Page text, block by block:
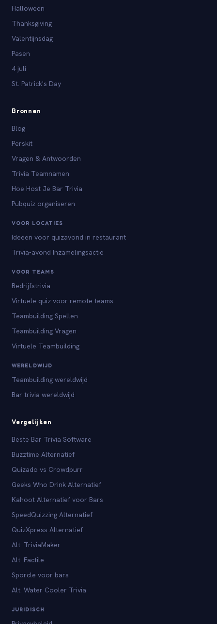
Halloween
Thanksgiving
Valentijnsdag
Pasen
4 juli
St. Patrick's Day
Bronnen
Blog
Perskit
Vragen & Antwoorden
Trivia Teamnamen
Hoe Host Je Bar Trivia
Pubquiz organiseren
VOOR LOCATIES
Ideeën voor quizavond in restaurant
Trivia-avond Inzamelingsactie
VOOR TEAMS
Bedrijfstrivia
Virtuele quiz voor remote teams
Teambuilding Spellen
Teambuilding Vragen
Virtuele Teambuilding
WERELDWIJD
Teambuilding wereldwijd
Bar trivia wereldwijd
Vergelijken
Beste Bar Trivia Software
Buzztime Alternatief
Quizado vs Crowdpurr
Geeks Who Drink Alternatief
Kahoot Alternatief voor Bars
SpeedQuizzing Alternatief
QuizXpress Alternatief
Alt. TriviaMaker
Alt. Factile
Sporcle voor bars
Alt. Water Cooler Trivia
JURIDISCH